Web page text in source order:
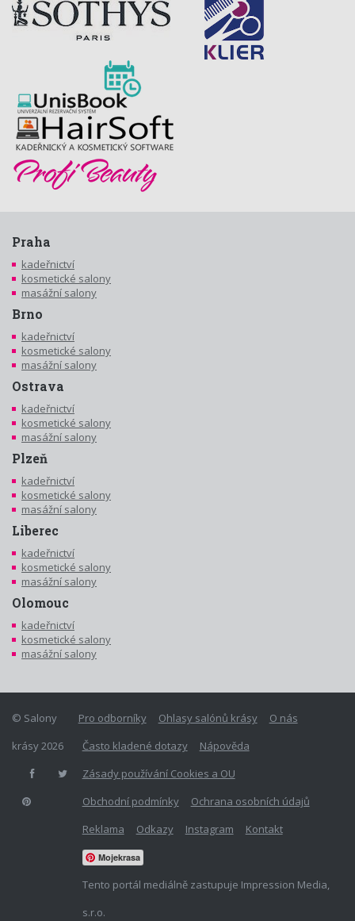
Praha
kadeřnictví
kosmetické salony
masážní salony
Brno
kadeřnictví
kosmetické salony
masážní salony
Ostrava
kadeřnictví
kosmetické salony
masážní salony
Plzeň
kadeřnictví
kosmetické salony
masážní salony
Liberec
kadeřnictví
kosmetické salony
masážní salony
Olomouc
kadeřnictví
kosmetické salony
masážní salony
Pro odborníky Ohlasy salónů krásy
O nás
Často kladené dotazy
Nápověda
Zásady používání Cookies a OU
Obchodní podmínky
Ochrana osobních údajů
Reklama
Odkazy Instagram Kontakt
Mojekrasa
Tento portál mediálně zastupuje Impression Media,
s.r.o.
© Salony
krásy 2026